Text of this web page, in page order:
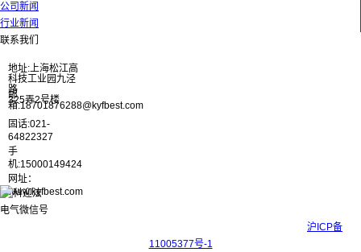
公司新闻
行业新闻
联系我们
地址:上海松江高
科技工业园九泾
路
325弄2号楼
邮
箱:18701876288@kyfbest.com
固话:021-
64822327
手
机:15000149424
网址：
www.kyfbest.com
沪ICP备
11005377号-1